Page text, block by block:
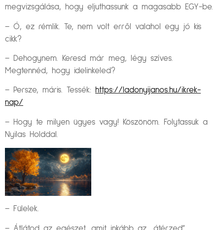
megvizsgálása, hogy eljuthassunk a magasabb EGY-be.
– Ó, ez rémlik. Te, nem volt erről valahol egy jó kis
cikk?
– Dehogynem. Keresd már meg, légy szíves.
Megtennéd, hogy idelinkeled?
– Persze, máris. Tessék: https://ladonyijanos.hu/ikrek-
nap/
– Hogy te milyen ügyes vagy! Köszönöm. Folytassuk a
Nyilas Holddal.
– Fülelek.